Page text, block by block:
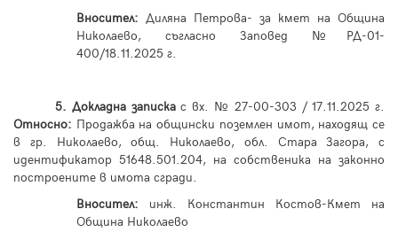
Вносител: Диляна Петрова- за кмет на Община
Николаево, съгласно Заповед №РД-01-
400/18.11.2025 г.
5. Докладна запискас вх. № 27-00-303 / 17.11.2025 г.
Относно: Продажба на общински поземлен имот, находящ се
в гр. Николаево, общ. Николаево, обл. Стара Загора, с
идентификатор 51648.501.204, на собственика на законно
построените в имота сгради.
Вносител: инж.
Константин Костов-Кмет на
Община Николаево